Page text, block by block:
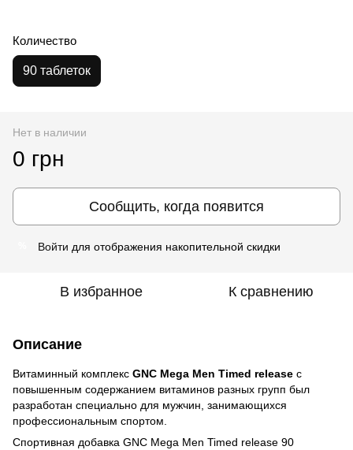
Количество
90 таблеток
Нет в наличии
0 грн
Сообщить, когда появится
Войти для отображения накопительной скидки
В избранное К сравнению
Описание
Витаминный комплекс GNC Mega Men Timed release с
повышенным содержанием витаминов разных групп был
разработан специально для мужчин, занимающихся
профессиональным спортом.
Спортивная добавка GNC Mega Men Timed release 90